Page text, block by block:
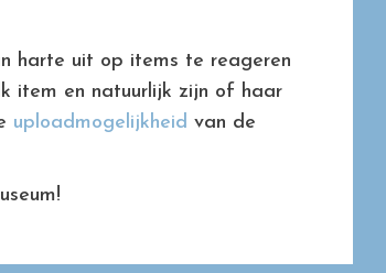
harte uit op items te reageren
item en natuurlijk zijn of haar
uploadmogelijkheid van de